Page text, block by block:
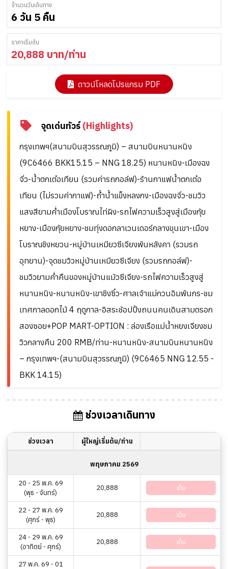
จำนวนวันเดินทาง
6 วัน 5 คืน
ราคาเริ่มต้น
20,888 บาท/ท่าน
ดาวน์โหลดโปรแกรม PDF
จุดเด่นทัวร์(Highlights)
กรุงเทพฯ(สนามบินสุวรรณภูมิ) – สนามบินหนานหนิง
(9C6466 BKK15.15 – NNG 18.25) หนานหนิง-เมืองฉง
จั่ว-น้ำตกเต๋อเทียน (รวมค่ารถกอล์ฟ)-ร้านกาแฟน้ำตกเต๋อ
เทียน (ไม่รวมค่ากาแฟ)-ถ้ำน้ำแข็งหลงกง-เมืองฉงจั่ว-ชมวิว
แสงสียามค่ำเมืองโบราณไท่ผิง-รถไฟความเร็วสูงสู่เมืองกุ้ย
หยาง-เมืองกุ้ยหยาง-ชมทุ่งดอกลาเวนเดอร์กลางขุนเขา-เมือง
โบราณชิงหยวน-หมู่บ้านเหมียวซีเจียงพันหลังคา (รวมรถ
อุทยาน)-จุดชมวิวหมู่บ้านเหมียวซีเจียง (รวมรถกอล์ฟ)-
ชมวิวยามค่ำคืนของหมู่บ้านแม้วซีเจียง-รถไฟความเร็วสูงสู่
หนานหนิง-หนานหนิง-เขาชิงซิ๋ว-ศาลเจ้าแม่กวนอิมพันกร-ชม
เทศกาลดอกไม้ 4 ฤดูกาล-อิสระช้อปปิ้งถนนคนเดินสามตรอก
สองซอย+POP MART-OPTION : ล่องเรือแม่น้ำหยงเจียงชม
วิวกลางคืน 200 RMB/ท่าน-หนานหนิง-สนามบินหนานหนิง
– กรุงเทพฯ-(สนามบินสุวรรณภูมิ) (9C6465 NNG 12.55 -
BKK 14.15)
ช่วงเวลาเดินทาง
ช่วงเวลา ผู้ใหญ่เริ่มต้น/ท่าน
พฤษภาคม 2569
20 - 25 พ.ค. 69
(พุธ - จันทร์)
20,888 เต็ม
22 - 27 พ.ค. 69
(ศุกร์ - พุธ)
20,888 เต็ม
24 - 29 พ.ค. 69
(อาทิตย์ - ศุกร์)
20,888 เต็ม
27 พ.ค. 69 - 01